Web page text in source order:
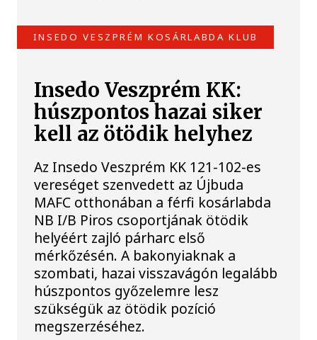
INSEDO VESZPRÉM KOSÁRLABDA KLUB
Insedo Veszprém KK:
húszpontos hazai siker
kell az ötödik helyhez
Az Insedo Veszprém KK 121-102-es
vereséget szenvedett az Újbuda
MAFC otthonában a férfi kosárlabda
NB I/B Piros csoportjának ötödik
helyéért zajló párharc első
mérkőzésén. A bakonyiaknak a
szombati, hazai visszavágón legalább
húszpontos győzelemre lesz
szükségük az ötödik pozíció
megszerzéséhez.